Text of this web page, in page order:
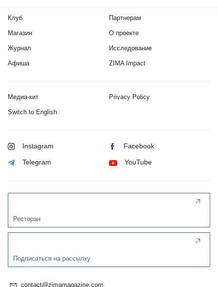
Клуб
Магазин
Журнал
Афиша
Партнерам
О проекте
Исследование
ZIMA Impact
Медиа-кит Privacy Policy
Switch to English
Instagram Facebook
Telegram YouTube
Ресторан
Подписаться на рассылку
contact@zimamagazine.com